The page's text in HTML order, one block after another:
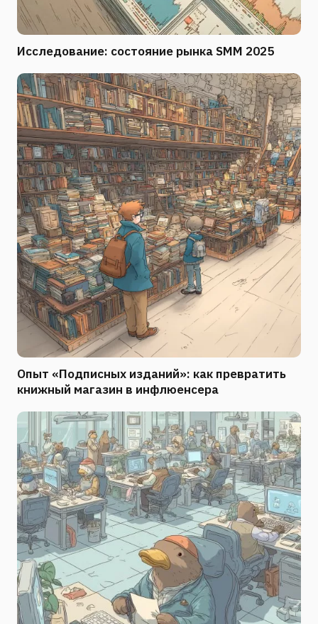
Исследование: состояние рынка SMM 2025
Опыт «Подписных изданий»: как превратить
книжный магазин в инфлюенсера